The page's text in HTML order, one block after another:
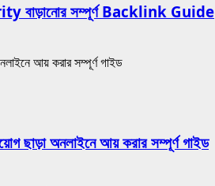
সম্পূর্ণ Backlink Guide
অনলাইনে আয় করার সম্পূর্ণ গাইড